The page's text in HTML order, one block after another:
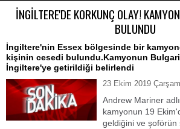
İNGİLTERE'DE KORKUNÇ OLAY!
BULUNDU
İngiltere'nin Essex bölgesinde bir
kişinin cesedi bulundu.Kamyonun
İngiltere'ye getirildiği belirlendi
23 Ekim 2019
Andrew Mariner
kamyonun 19
geldiğini ve şoförün